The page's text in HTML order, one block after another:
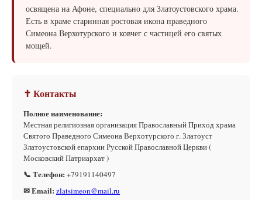
освящена на Афоне, специально для Златоустовского храма.
Есть в храме старинная ростовая икона праведного
Симеона Верхотурского и ковчег с частицей его святых
мощей.
✝ Контакты
Полное наименование:
Местная религиозная организация Православный Приход храма
Святого Праведного Симеона Верхотурского г. Златоуст
Златоустовской епархии Русской Православной Церкви (
Московский Патриархат )
📞 Телефон: +79191140497
✉ Email: zlatsimeon@mail.ru